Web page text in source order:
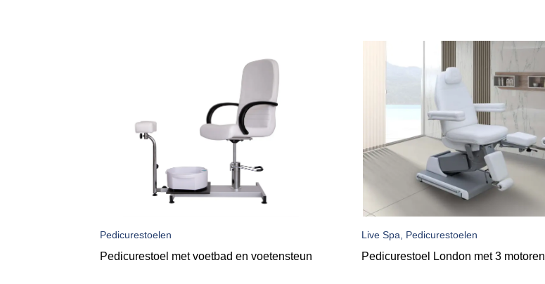
Pedicurestoelen
Pedicurestoel met voetbad en voetensteun
Live Spa, Pedicurestoelen
Pedicurestoel London met 3 motoren